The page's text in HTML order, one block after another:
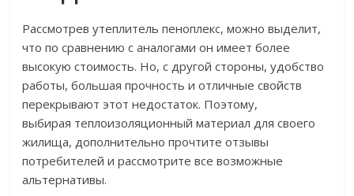
Рассмотрев утеплитель пеноплекс, можно выделит,
что по сравнению с аналогами он имеет более
высокую стоимость. Но, с другой стороны, удобство
работы, большая прочность и отличные свойств
перекрывают этот недостаток. Поэтому,
выбирая теплоизоляционный материал для своего
жилища, дополнительно прочтите отзывы
потребителей и рассмотрите все возможные
альтернативы.